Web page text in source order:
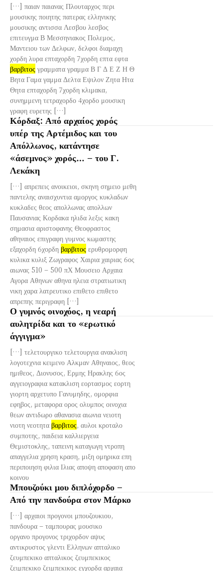
[…] παιαν παιανας Πλουταρχος περι
μουσικης ποιητης πατερας ελληνικης
μουσικης αντισσα Λεσβου λεσβος
επιτευγμα Β Μεσσηνιακος Πολεμος,
Μαντειου των Δελφων, δελφοι διαμαχη
χορδη λυρα επταχορδη 7χορδη επτα εφτα
βαρβιτος γραμματα γραμμα Β Γ Δ Ε Ζ Η Θ
Βητα Γαμα γαμμα Δελτα Εψιλον Ζητα Ητα
Θητα επταχορδη 7χορδη κλιμακα,
συνημμενη τετραχορδο 4χορδο μουσικη
γραφη ευρετης […]
Κόρδαξ: Από αρχαίος χορός
υπέρ της Αρτέμιδος και του
Απόλλωνος, κατάντησε
«άσεμνος» χορός… – του Γ.
Λεκάκη
[…] απρεπεις ανοικειοι, σκηνη σημειο μεθη
παντελης αναισχυντια αμοργος κυκλαδων
κυκλαδες θεος απολλωνας απολλων
Παυσανιας Κορδακα ηλιδα λεξις κακη
σημασια αριστοφανης Θεοφραστος
αθηναιος επιγραφη γυμνος κωμαστης
εξαχορδη 6χορδη βαρβιτος ερυθρομορφη
κυλικα κυλιξ Ζωγραφος Χαιρια χαιριας 6ος
αιωνας 510 – 500 πΧ Μουσειο Αρχαια
Αγορα Αθηνων αθηνα ηλεια στρατιωτικη
νικη χαρα λατρευτικο επιθετο επιθετο
απρεπης περιγραφη […]
Ο γυμνός οινοχόος, η νεαρή
αυλητρίδα και το «ερωτικό
άγγιγμα»
[…] τελετουργικο τελετουργια ανακλιση
λογοτεχνια κειμενο Αλκμαν Αθηναιος, θεος
ημιθεος, Διονυσος, Ερμης Ηρακλης 6ος
αγγειογραφια κατακλιση εορτασμος εορτη
γιορτη αρχετυπο Γανυμηδης, ομορφια
εφηβος, μεταφορα ορος ολυμπος οινοχια
θεων αντιδωρο αθανασια αιωνια νειοτη
νιοτη νεοτητα βαρβιτος, αυλοι κροταλο
συμποτης, παιδεια καλλιεργεια
Θεμιστοκλης, ταπεινη καταγωγη ντροπη
απαγγελια χρηση κραση, μιξη ομηρικα επη
περιποιηση φιλια Ιλιας αποψη αποφαση απο
κοινου
Μπουζούκι μου διπλόχορδο –
Από την πανδούρα στον Μάρκο
[…] αρχαιοι προγονοι μπουζουκιου,
πανδουρα – ταμπουρας μουσικο
οργανο προγονος τριχορδον αψυς
αντικρυστος γλεντι Ελληνων απταλικο
ζευμπεκικο απταλικος ζευμπεκικος
ζειμπεκικο ζειμπεκικος εγχορδα αρχαια